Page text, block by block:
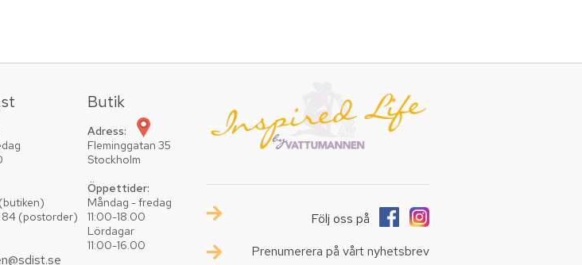
(postorder)
Butik
Adress:
Fleminggatan 35
Stockholm
Öppettider:
Måndag - fredag
11:00-18.00
Lördagar
11:00-16.00
Följ oss på
Prenumerera på vårt nyhetsbrev